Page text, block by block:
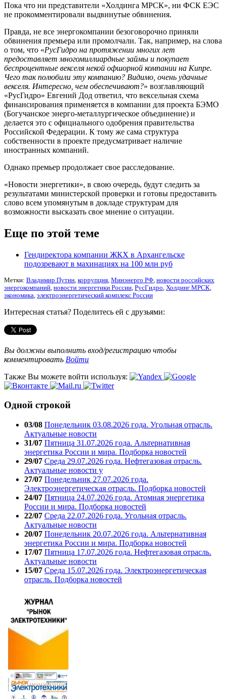
Пока что ни представители «Холдинга МРСК», ни ФСК ЕЭС
не прокомментировали выдвинутые обвинения.
Правда, не все энергокомпании безоговорочно приняли
обвинения премьера или промолчали. Так, например, на слова
о том, что «РусГидро на протяжении многих лет
предоставляет многомиллиардные займы и покупает
беспроцентные векселя некой офшорной компании на Кипре.
Чего так полюбили эту компанию? Видимо, очень удачные
векселя. Интересно, чем обеспечивают?» возглавляющий
«РусГидро» Евгений Дод ответил, что вексельная схема
финансирования применяется в компании для проекта БЭМО
(Богучанское энерго-металлургическое объединение) и
делается это с официального одобрения правительства
Российской Федерации. К тому же сама структура
собственности в проекте предусматривает наличие
иностранных компаний.
Однако премьер продолжает свое расследование.
«Новости энергетики», в свою очередь, будут следить за
результатами министерской проверки и готовы предоставить
слово всем упомянутым в докладе структурам для
возможности высказать свое мнение о ситуации.
Еще по этой теме
Гендиректора компании ЖКХ в Архангельске
подозревают в махинациях на 100 млн руб
Метки: Владимир Путин коррупция Минэнерго РФ новости российских
энергокомпаний новости энергетики России РусГидро Холдинг МРСК
экономика электроэнергетический комплекс России
Интересная статья? Поделитесь ей с друзьями:
Вы должны выполнить вход/регистрацию чтобы
комментировать Войти
Также Вы можете войти используя:
Одной строкой
03/08 Понедельник 03.08.2026 года. Угольная отрасль.
Актуальные новости
31/07 Пятница 31.07.2026 года. Альтернативная
энергетика России и мира. Подборка новостей
29/07 Среда 29.07.2026 года. Нефтегазовая отрасль.
Актуальные новости у
27/07 Понедельник 27.07.2026 года.
Электроэнергетическая отрасль. Подборка новостей
24/07 Пятница 24.07.2026 года. Атомная энергетика
России и мира. Подборка новостей
22/07 Среда 22.07.2026 года. Угольная отрасль.
Актуальные новости
20/07 Понедельник 20.07.2026 года. Альтернативная
энергетика России и мира. Подборка новостей
17/07 Пятница 17.07.2026 года. Нефтегазовая отрасль.
Актуальные новости
15/07 Среда 15.07.2026 года. Электроэнергетическая
отрасль. Подборка новостей